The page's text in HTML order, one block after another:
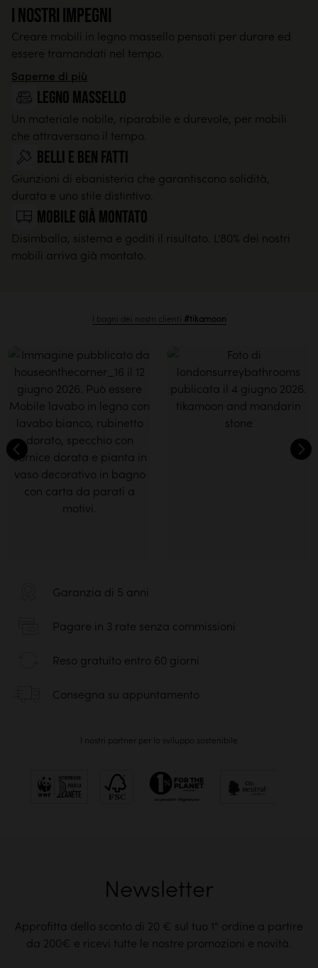
I nostri impegni
Creare mobili in legno massello pensati per durare ed
essere tramandati nel tempo.
Saperne di più
legno massello
Un materiale nobile, riparabile e durevole, per mobili
che attraversano il tempo.
Belli e ben fatti
Giunzioni di ebanisteria che garantiscono solidità,
durata e uno stile distintivo.
Mobile già montato
Disimballa, sistema e goditi il risultato. L'80% dei nostri
mobili arriva già montato.
I bagni dei nostri clienti #tikamoon
Garanzia di 5 anni
Pagare in 3 rate senza commissioni
Reso gratuito entro 60 giorni
Consegna su appuntamento
I nostri partner per lo sviluppo sostenibile
Newsletter
Approfitta dello sconto di 20 € sul tuo 1° ordine a partire
da 200€ e ricevi tutte le nostre promozioni e novità.